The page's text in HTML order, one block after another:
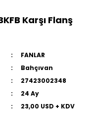
Karşı Flanş
FANLAR
Bahçıvan
27423002348
24 Ay
23,00 USD + KDV